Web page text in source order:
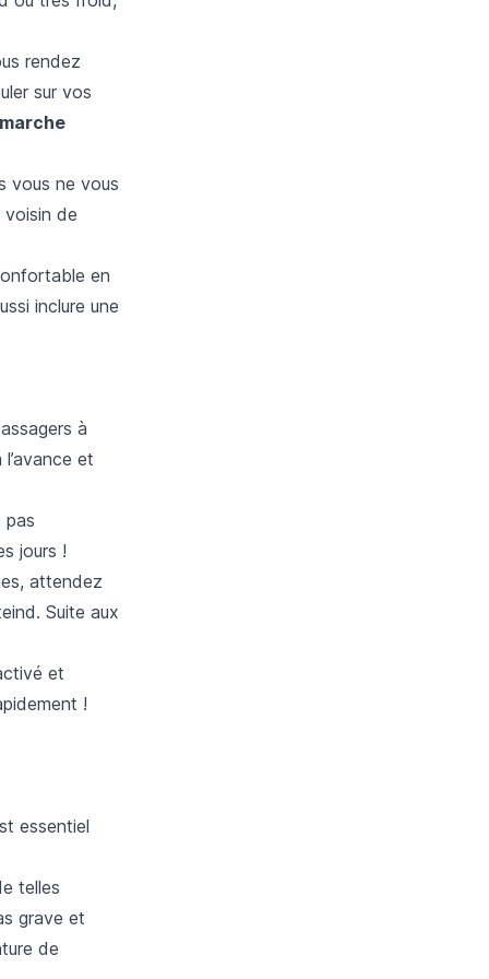
rendez
sur vos
vous ne vous
de
en
inclure une
à
et
pas
jours !
attendez
Suite aux
et
!
essentiel
telles
grave et
de